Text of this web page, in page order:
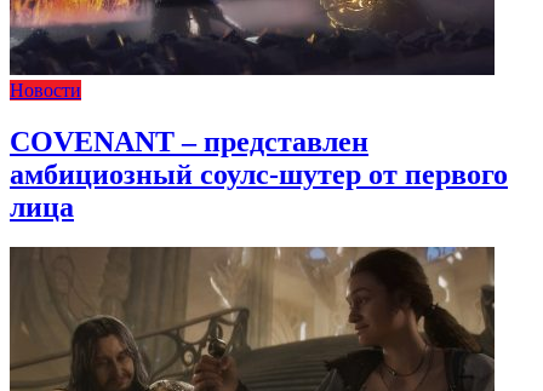
Новости
COVENANT – представлен
амбициозный соулс-шутер от первого
лица